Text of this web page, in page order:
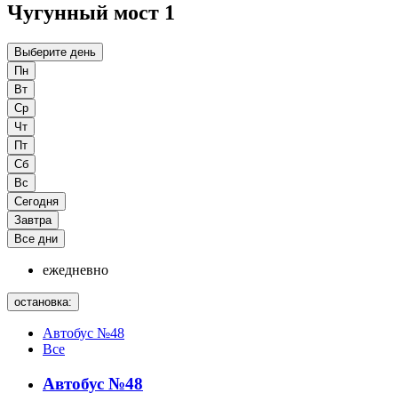
Чугунный мост 1
Выберите день
Пн
Вт
Ср
Чт
Пт
Сб
Вс
Сегодня
Завтра
Все дни
ежедневно
остановка:
Автобус №48
Все
Автобус №48